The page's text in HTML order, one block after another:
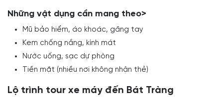
Những vật dụng cần mang theo>
Mũ bảo hiểm, áo khoác, găng tay
Kem chống nắng, kính mát
Nước uống, sạc dự phòng
Tiền mặt (nhiều nơi không nhận thẻ)
Lộ trình tour xe máy đến Bát Tràng